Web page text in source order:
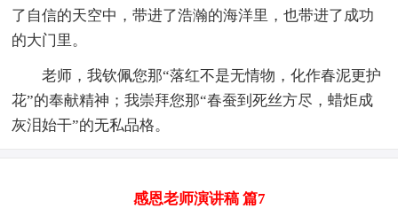
了自信的天空中，带进了浩瀚的海洋里，也带进了成功
的大门里。
老师，我钦佩您那“落红不是无情物，化作春泥更护
花”的奉献精神；我崇拜您那“春蚕到死丝方尽，蜡炬成
灰泪始干”的无私品格。
感恩老师演讲稿 篇7